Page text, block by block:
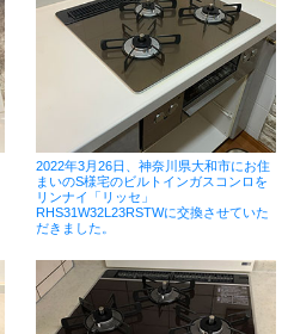
2022年3月26日、神奈川県大和市にお住
まいのS様宅のビルトインガスコンロを
リンナイ「リッセ」
RHS31W32L23RSTWに交換させていた
だきました。